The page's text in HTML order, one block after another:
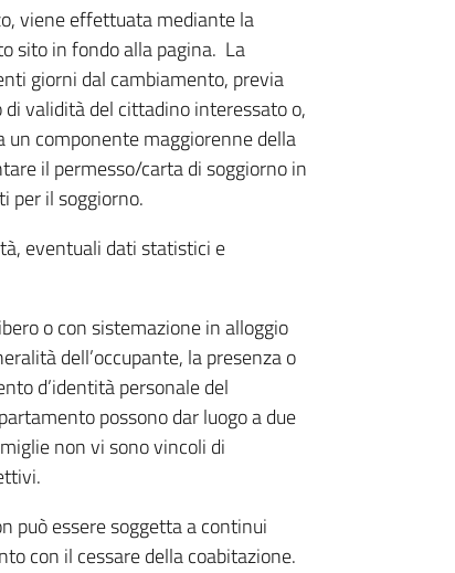
viene effettuata mediante la
sito in fondo alla pagina. La
giorni dal cambiamento, previa
validità del cittadino interessato o,
componente maggiorenne della
il permesso/carta di soggiorno in
per il soggiorno.
eventuali dati statistici e
o con sistemazione in alloggio
dell’occupante, la presenza o
d’identità personale del
possono dar luogo a due
non vi sono vincoli di
può essere soggetta a continui
con il cessare della coabitazione.